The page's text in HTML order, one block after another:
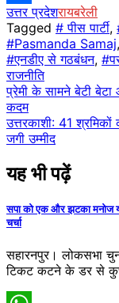
Share
उत्तर प्रदेशरायबरेली
Tagged # पीस पार्टी,
#Pasmanda Samaj,
#एनडीए से गठबंधन,
राजनीति
Post
navigation
प्रेमी के सामने बेटी बेटा
कदम
उत्तरकाशी: 41
जगी उम्मीद
यह भी पढ़ें
सपा को एक और झटका मनोज
चर्चा
सहारनपुर। लोकसभा
टिकट कटने के डर से कुछ